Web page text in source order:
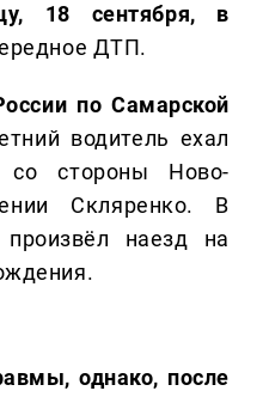
18 сентября, в
ДТП.
по Самарской
водитель ехал
со стороны Ново-
Скляренко. В
наезд на
однако, после